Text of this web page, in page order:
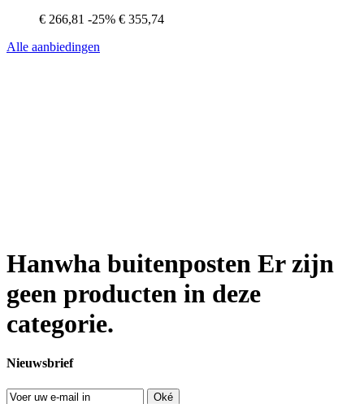
€ 266,81 -25% € 355,74
Alle aanbiedingen
Hanwha buitenposten Er zijn
geen producten in deze
categorie.
Nieuwsbrief
Oké